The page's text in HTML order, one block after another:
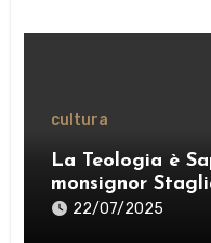
cultura
La Teologia è
monsignor
pensiero per
22/07/2025